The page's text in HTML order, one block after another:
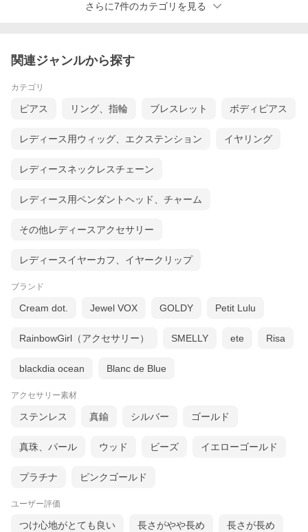
さらに7件のカテゴリを見る
関連ジャンルから探す
カテゴリ
ピアス リング、指輪 ブレスレット ボディピアス
レディース用ウィッグ、エクステンション イヤリング
レディースネックレスチェーン
レディース用ペンダントヘッド、チャーム
その他レディースアクセサリー
レディースイヤーカフ、イヤークリップ
ブランド
Cream dot. Jewel VOX GOLDY Petit Lulu
RainbowGirl（アクセサリー） SMELLY ete Risa
blackdia ocean Blanc de Blue
アクセサリー素材
ステンレス 真鍮 シルバー ゴールド
真珠、パール ウッド ビーズ イエローゴールド
プラチナ ピンクゴールド
ユーザー評価
つけ心地がとても良い 長さがやや長め 長さが長め